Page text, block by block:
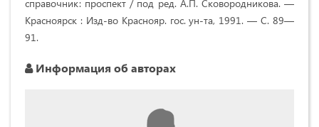
справочник: проспект / под ред. А.П. Сковородникова. —
Красноярск : Изд-во Краснояр. гос. ун-та, 1991. — С. 89—
91.
Информация об авторах